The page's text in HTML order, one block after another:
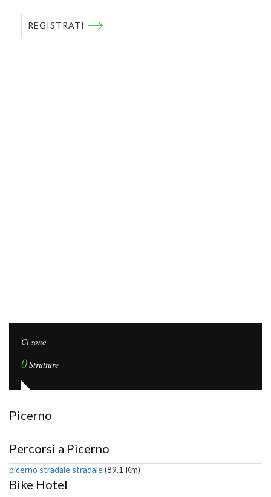
REGISTRATI
Ci sono
0Strutture
Picerno
Percorsi a Picerno
picerno stradale stradale(89,1 Km)
Bike Hotel